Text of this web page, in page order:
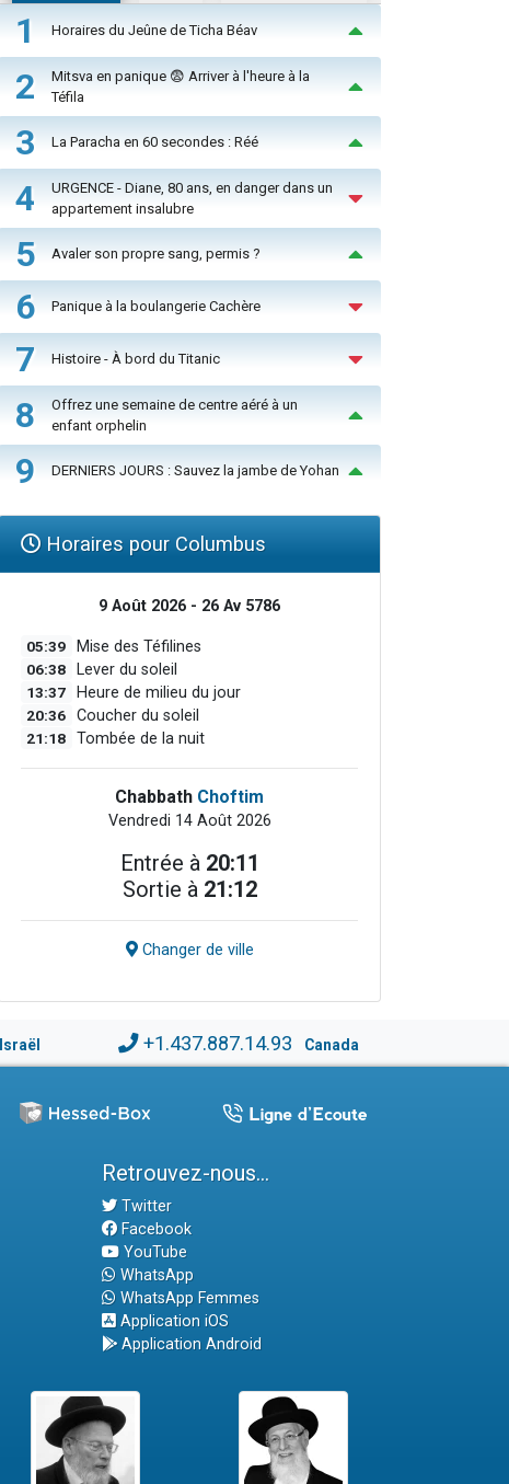
1 Horaires du Jeûne de Ticha Béav
2
Mitsva en panique 😨 Arriver à l'heure à la
Téfila
3 La Paracha en 60 secondes : Réé
4
URGENCE - Diane, 80 ans, en danger dans un
appartement insalubre
5 Avaler son propre sang, permis ?
6 Panique à la boulangerie Cachère
7 Histoire - À bord du Titanic
8
Offrez une semaine de centre aéré à un
enfant orphelin
9 DERNIERS JOURS : Sauvez la jambe de Yohan
Horaires pour Columbus
9 Août 2026 - 26 Av 5786
05:39 Mise des Téfilines
06:38 Lever du soleil
13:37 Heure de milieu du jour
20:36 Coucher du soleil
21:18 Tombée de la nuit
Chabbath Choftim
Vendredi 14 Août 2026
Entrée à 20:11
Sortie à 21:12
Changer de ville
Israël +1.437.887.14.93 Canada
Retrouvez-nous...
Twitter
Facebook
YouTube
WhatsApp
WhatsApp Femmes
Application iOS
Application Android